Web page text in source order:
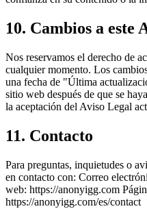
10. Cambios a este
Nos reservamos el derecho de
cualquier momento. Los
una fecha de "Última
sitio web después de que se
la aceptación del Aviso Legal
11. Contacto
Para preguntas, inquietudes o
en contacto con: Correo
web: https://anonyigg.com
https://anonyigg.com/es/contact